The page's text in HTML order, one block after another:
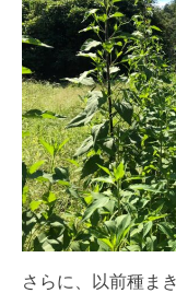
さらに、以前種ま